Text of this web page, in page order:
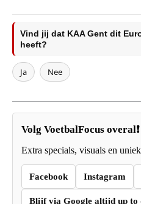
Vind jij dat KAA Gent dit
heeft?
Ja Nee
Volg VoetbalFocus overal❗
Extra specials, visuals en
Facebook Instagram
Blijf via Google altijd up to